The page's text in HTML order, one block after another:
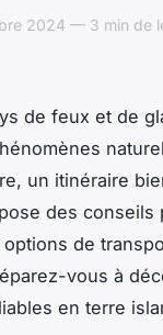
2024 — 3 min de
de feux et de
un itinéraire
des conseils
de
vous à
en terre